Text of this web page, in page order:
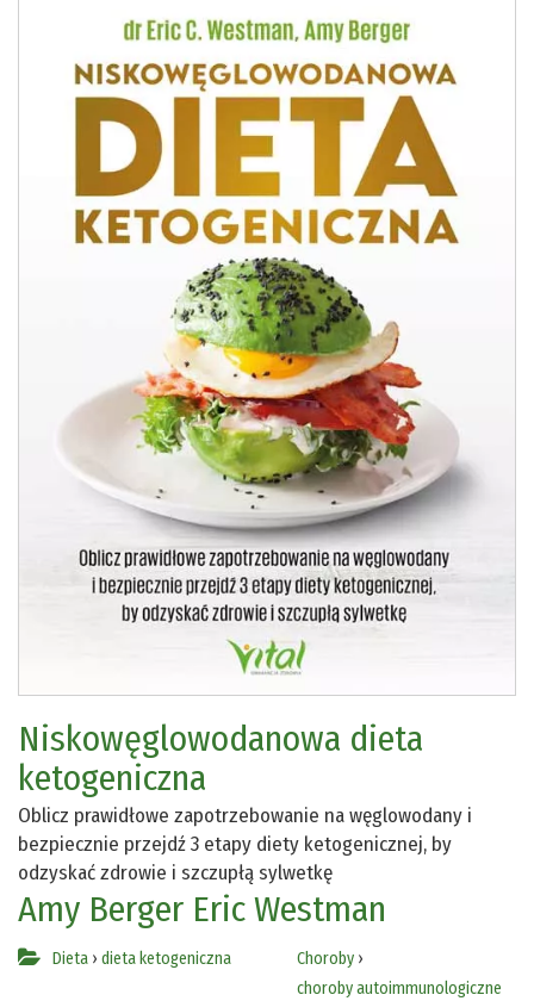
Niskowęglowodanowa dieta
ketogeniczna
Oblicz prawidłowe zapotrzebowanie na węglowodany i
bezpiecznie przejdź 3 etapy diety ketogenicznej, by
odzyskać zdrowie i szczupłą sylwetkę
Amy Berger Eric Westman
Dieta › dieta ketogeniczna Choroby›
choroby autoimmunologiczne